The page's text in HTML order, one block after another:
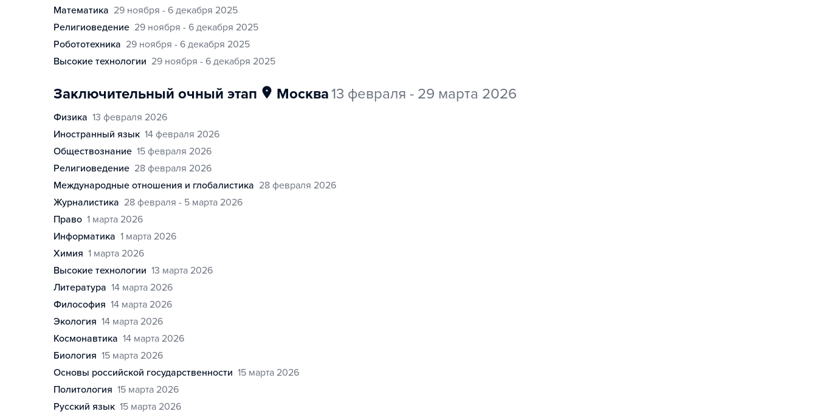
математика 29 ноября - 6 декабря 2025
религиоведение 29 ноября - 6 декабря 2025
робототехника 29 ноября - 6 декабря 2025
высокие технологии 29 ноября - 6 декабря 2025
заключительный очный этап Москва 13 февраля - 29 марта 2026
физика 13 февраля 2026
иностранный язык 14 февраля 2026
обществознание 15 февраля 2026
религиоведение 28 февраля 2026
международные отношения и глобалистика 28 февраля 2026
журналистика 28 февраля - 5 марта 2026
право 1 марта 2026
информатика 1 марта 2026
химия 1 марта 2026
высокие технологии 13 марта 2026
литература 14 марта 2026
философия 14 марта 2026
экология 14 марта 2026
космонавтика 14 марта 2026
биология 15 марта 2026
основы российской государственности 15 марта 2026
политология 15 марта 2026
русский язык 15 марта 2026